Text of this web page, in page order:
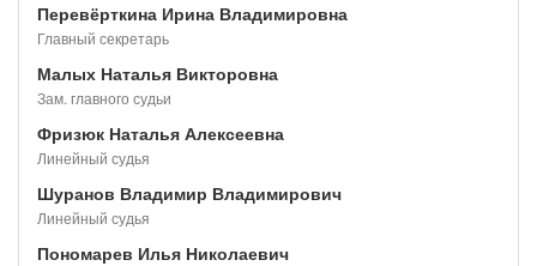
Перевёрткина Ирина Владимировна
Главный секретарь
Малых Наталья Викторовна
Зам. главного судьи
Фризюк Наталья Алексеевна
Линейный судья
Шуранов Владимир Владимирович
Линейный судья
Пономарев Илья Николаевич